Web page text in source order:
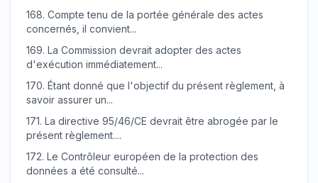
168. Compte tenu de la portée générale des actes
concernés, il convient...
169. La Commission devrait adopter des actes
d'exécution immédiatement...
170. Étant donné que l'objectif du présent règlement, à
savoir assurer un...
171. La directive 95/46/CE devrait être abrogée par le
présent règlement....
172. Le Contrôleur européen de la protection des
données a été consulté...